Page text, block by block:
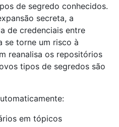
de segredo conhecidos.
secreta, a
de credenciais entre
se torne um risco à
reanalisa os repositórios
tipos de segredos são
em tópicos